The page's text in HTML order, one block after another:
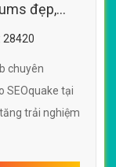
đẹp,
28420
chuyên
SEOquake tại
trải nghiệm